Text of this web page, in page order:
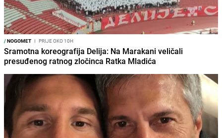
/NOGOMET I PRIJE OKO 10H
Sramotna koreografija Delija: Na Marakani veličali
presuđenog ratnog zločinca Ratka Mladića